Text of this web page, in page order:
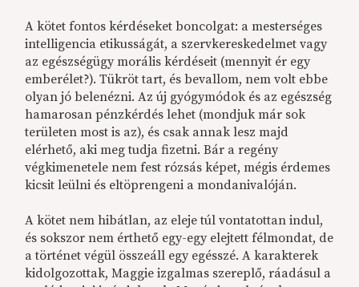
A kötet fontos kérdéseket boncolgat: a mesterséges
intelligencia etikusságát, a szervkereskedelmet vagy
az egészségügy morális kérdéseit (mennyit ér egy
emberélet?). Tükröt tart, és bevallom, nem volt ebbe
olyan jó belenézni. Az új gyógymódok és az egészség
hamarosan pénzkérdés lehet (mondjuk már sok
területen most is az), és csak annak lesz majd
elérhető, aki meg tudja fizetni. Bár a regény
végkimenetele nem fest rózsás képet, mégis érdemes
kicsit leülni és eltöprengeni a mondanivalóján.
A kötet nem hibátlan, az eleje túl vontatottan indul,
és sokszor nem érthető egy-egy elejtett félmondat, de
a történet végül összeáll egy egésszé. A karakterek
kidolgozottak, Maggie izgalmas szereplő, ráadásul a